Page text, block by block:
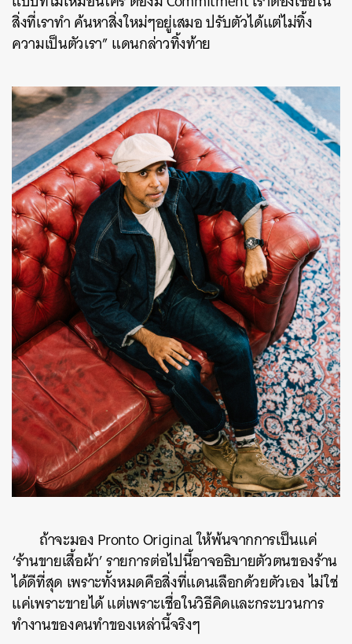
สิ่งที่เราทำ ค้นหาสิ่งใหม่ๆอยู่เสมอ ปรับตัวได้แต่ไม่ทิ้ง
ความเป็นตัวเรา” แดนกล่าวทิ้งท้าย
ถ้าจะมอง Pronto Original ให้พ้นจากการเป็นแค่
‘ร้านขายเสื้อผ้า’ รายการต่อไปนี้อาจอธิบายตัวตนของร้าน
ได้ดีที่สุด เพราะทั้งหมดคือสิ่งที่แดนเลือกด้วยตัวเอง ไม่ใช่
แค่เพราะขายได้ แต่เพราะเชื่อในวิธีคิดและกระบวนการ
ทำงานของคนทำของเหล่านี้จริงๆ